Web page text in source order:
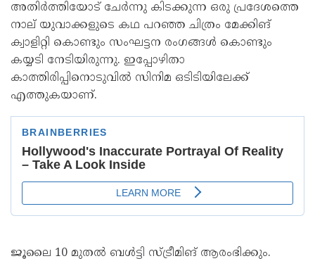
അതിര്‍ത്തിയോട് ചേര്‍ന്നു കിടക്കുന്ന ഒരു പ്രദേശത്തെ
നാല് യുവാക്കളുടെ കഥ പറഞ്ഞ ചിത്രം മേക്കിങ്
ക്വാളിറ്റി കൊണ്ടും സംഘട്ടന രംഗങ്ങള്‍ കൊണ്ടും
കയ്യടി നേടിയിരുന്നു. ഇപ്പോഴിതാ
കാത്തിരിപ്പിനൊടുവില്‍ സിനിമ ഒടിടിയിലേക്ക്
എത്തുകയാണ്.
ജൂലൈ 10 മുതല്‍ ബള്‍ട്ടി സ്ട്രീമിങ് ആരംഭിക്കും.